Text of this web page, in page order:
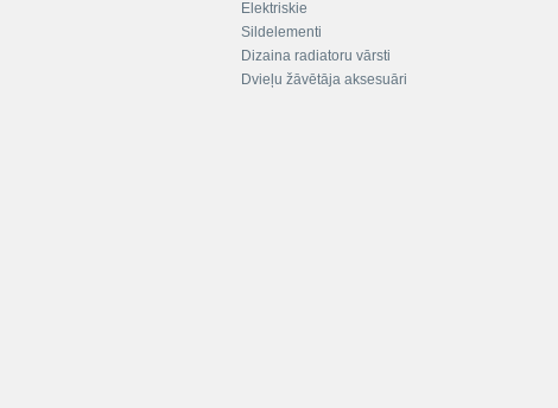
Elektriskie
Sildelementi
Dizaina radiatoru vārsti
Dvieļu žāvētāja aksesuāri